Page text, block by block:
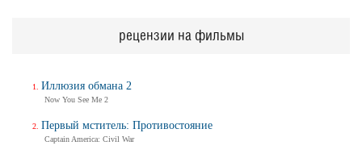
рецензии на фильмы
Иллюзия обмана 2
Now You See Me 2
Первый мститель: Противостояние
Captain America: Civil War